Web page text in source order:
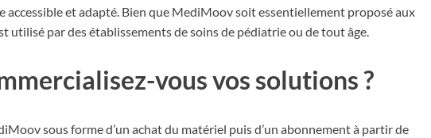
accessible et adapté. Bien que MediMoov soit essentiellement proposé aux
utilisé par des établissements de soins de pédiatrie ou de tout âge.
vous vos solutions ?
sous forme d’un achat du matériel puis d’un abonnement à partir de